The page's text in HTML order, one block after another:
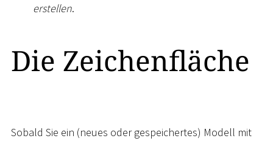
erstellen.
Die Zeichenfläche
Sobald Sie ein (neues oder gespeichertes) Modell mit